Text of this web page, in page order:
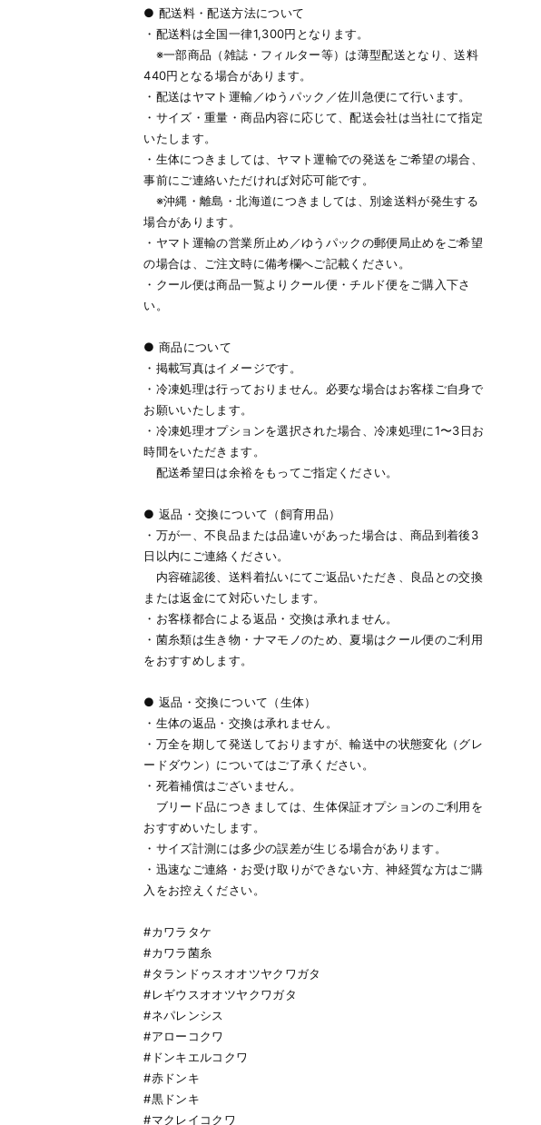
● 配送料・配送方法について
・配送料は全国一律1,300円となります。
※一部商品（雑誌・フィルター等）は薄型配送となり、送料
440円となる場合があります。
・配送はヤマト運輸／ゆうパック／佐川急便にて行います。
・サイズ・重量・商品内容に応じて、配送会社は当社にて指定
いたします。
・生体につきましては、ヤマト運輸での発送をご希望の場合、
事前にご連絡いただければ対応可能です。
※沖縄・離島・北海道につきましては、別途送料が発生する
場合があります。
・ヤマト運輸の営業所止め／ゆうパックの郵便局止めをご希望
の場合は、ご注文時に備考欄へご記載ください。
・クール便は商品一覧よりクール便・チルド便をご購入下さ
い。
● 商品について
・掲載写真はイメージです。
・冷凍処理は行っておりません。必要な場合はお客様ご自身で
お願いいたします。
・冷凍処理オプションを選択された場合、冷凍処理に1〜3日お
時間をいただきます。
配送希望日は余裕をもってご指定ください。
● 返品・交換について（飼育用品）
・万が一、不良品または品違いがあった場合は、商品到着後3
日以内にご連絡ください。
内容確認後、送料着払いにてご返品いただき、良品との交換
または返金にて対応いたします。
・お客様都合による返品・交換は承れません。
・菌糸類は生き物・ナマモノのため、夏場はクール便のご利用
をおすすめします。
● 返品・交換について（生体）
・生体の返品・交換は承れません。
・万全を期して発送しておりますが、輸送中の状態変化（グレ
ードダウン）についてはご了承ください。
・死着補償はございません。
ブリード品につきましては、生体保証オプションのご利用を
おすすめいたします。
・サイズ計測には多少の誤差が生じる場合があります。
・迅速なご連絡・お受け取りができない方、神経質な方はご購
入をお控えください。
#カワラタケ
#カワラ菌糸
#タランドゥスオオツヤクワガタ
#レギウスオオツヤクワガタ
#ネパレンシス
#アローコクワ
#ドンキエルコクワ
#赤ドンキ
#黒ドンキ
#マクレイコクワ